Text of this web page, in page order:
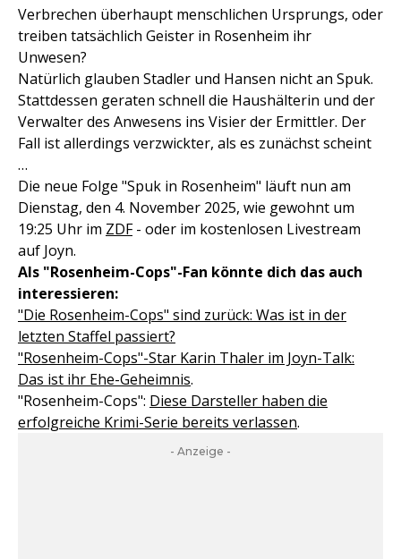
Verbrechen überhaupt menschlichen Ursprungs, oder
treiben tatsächlich Geister in Rosenheim ihr
Unwesen?
Natürlich glauben Stadler und Hansen nicht an Spuk.
Stattdessen geraten schnell die Haushälterin und der
Verwalter des Anwesens ins Visier der Ermittler. Der
Fall ist allerdings verzwickter, als es zunächst scheint
…
Die neue Folge "Spuk in Rosenheim" läuft nun am
Dienstag, den 4. November 2025, wie gewohnt um
19:25 Uhr im ZDF- oder im kostenlosen Livestream
auf Joyn.
Als "Rosenheim-Cops"-Fan könnte dich das auch
interessieren:
"Die Rosenheim-Cops" sind zurück: Was ist in der
letzten Staffel passiert?
"Rosenheim-Cops"-Star Karin Thaler im Joyn-Talk:
Das ist ihr Ehe-Geheimnis.
"Rosenheim-Cops": Diese Darsteller haben die
erfolgreiche Krimi-Serie bereits verlassen.
- Anzeige -